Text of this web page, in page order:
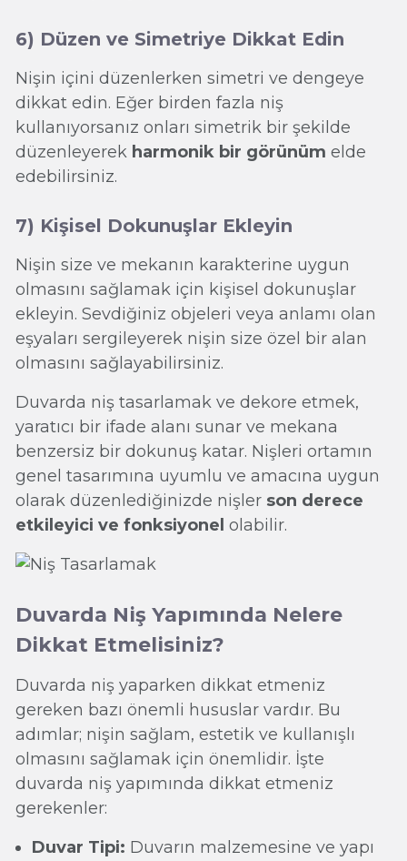
6) Düzen ve Simetriye Dikkat Edin
Nişin içini düzenlerken simetri ve dengeye
dikkat edin. Eğer birden fazla niş
kullanıyorsanız onları simetrik bir şekilde
düzenleyerek harmonik bir görünüm elde
edebilirsiniz.
7) Kişisel Dokunuşlar Ekleyin
Nişin size ve mekanın karakterine uygun
olmasını sağlamak için kişisel dokunuşlar
ekleyin. Sevdiğiniz objeleri veya anlamı olan
eşyaları sergileyerek nişin size özel bir alan
olmasını sağlayabilirsiniz.
Duvarda niş tasarlamak ve dekore etmek,
yaratıcı bir ifade alanı sunar ve mekana
benzersiz bir dokunuş katar. Nişleri ortamın
genel tasarımına uyumlu ve amacına uygun
olarak düzenlediğinizde nişler son derece
etkileyici ve fonksiyonel olabilir.
Duvarda Niş Yapımında Nelere
Dikkat Etmelisiniz?
Duvarda niş yaparken dikkat etmeniz
gereken bazı önemli hususlar vardır. Bu
adımlar; nişin sağlam, estetik ve kullanışlı
olmasını sağlamak için önemlidir. İşte
duvarda niş yapımında dikkat etmeniz
gerekenler:
Duvar Tipi: Duvarın malzemesine ve yapı